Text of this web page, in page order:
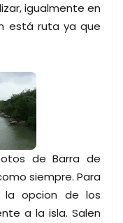
igualmente en
está ruta ya que
de Barra de
siempre. Para
opcion de los
a la isla. Salen